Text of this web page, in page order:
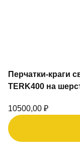
Перчатки-краги
TERK400 на
10500,00 ₽